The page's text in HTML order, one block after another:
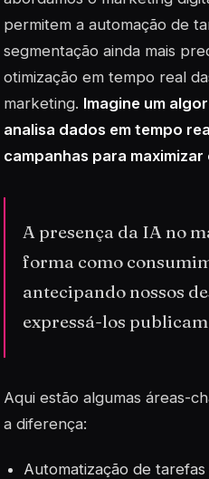
permitem a automação de
segmentação ainda mais
otimização em tempo real
marketing. Imagine um
analisa dados em tempo
campanhas para
A presença da IA no
forma como
antecipando nossos
expressá-los
Aqui estão algumas áreas-
a diferença:
Automatização de